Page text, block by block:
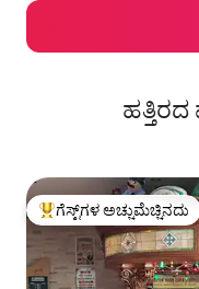
ಗೆಸ್ಟ್‌ಗಳಿಗೆ ಅತಿ ಹೆಚ್ಚು
ಗೆಸ್ಟ್‌ಗಳ ಅಚ್ಚುಮೆಚ್ಚಿನದು